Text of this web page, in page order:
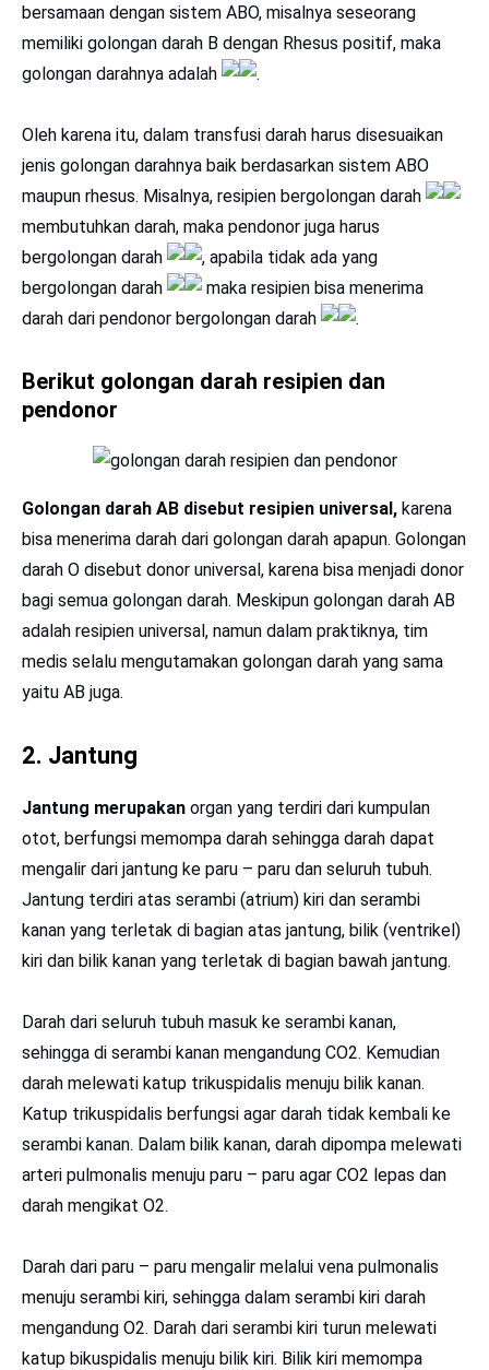
bersamaan dengan sistem ABO, misalnya seseorang
memiliki golongan darah B dengan Rhesus positif, maka
golongan darahnya adalah
.
Oleh karena itu, dalam transfusi darah harus disesuaikan
jenis golongan darahnya baik berdasarkan sistem ABO
maupun rhesus. Misalnya, resipien bergolongan darah
membutuhkan darah, maka pendonor juga harus
bergolongan darah
, apabila tidak ada yang
bergolongan darah
maka resipien bisa menerima
darah dari pendonor bergolongan darah
.
Berikut golongan darah resipien dan
pendonor
Golongan darah AB disebut resipien universal, karena
bisa menerima darah dari golongan darah apapun. Golongan
darah O disebut donor universal, karena bisa menjadi donor
bagi semua golongan darah. Meskipun golongan darah AB
adalah resipien universal, namun dalam praktiknya, tim
medis selalu mengutamakan golongan darah yang sama
yaitu AB juga.
2. Jantung
Jantung merupakan organ yang terdiri dari kumpulan
otot, berfungsi memompa darah sehingga darah dapat
mengalir dari jantung ke paru – paru dan seluruh tubuh.
Jantung terdiri atas serambi (atrium) kiri dan serambi
kanan yang terletak di bagian atas jantung, bilik (ventrikel)
kiri dan bilik kanan yang terletak di bagian bawah jantung.
Darah dari seluruh tubuh masuk ke serambi kanan,
sehingga di serambi kanan mengandung CO2. Kemudian
darah melewati katup trikuspidalis menuju bilik kanan.
Katup trikuspidalis berfungsi agar darah tidak kembali ke
serambi kanan. Dalam bilik kanan, darah dipompa melewati
arteri pulmonalis menuju paru – paru agar CO2 lepas dan
darah mengikat O2.
Darah dari paru – paru mengalir melalui vena pulmonalis
menuju serambi kiri, sehingga dalam serambi kiri darah
mengandung O2. Darah dari serambi kiri turun melewati
katup bikuspidalis menuju bilik kiri. Bilik kiri memompa